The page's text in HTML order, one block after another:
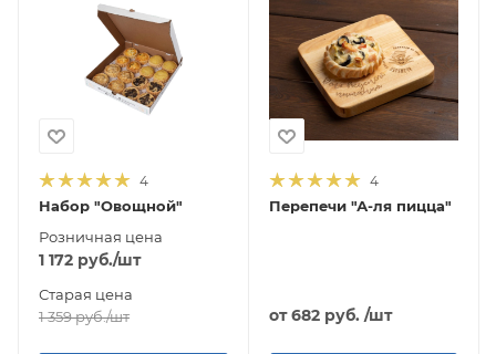
4
Набор "Овощной"
Розничная цена
1 172 руб./шт
Старая цена
1 359руб./шт
4
Перепечи "А-ля пицца"
от682 руб. /шт